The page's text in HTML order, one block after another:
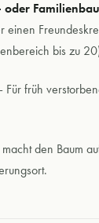
einen
bis zu
Für früh
macht den Baum